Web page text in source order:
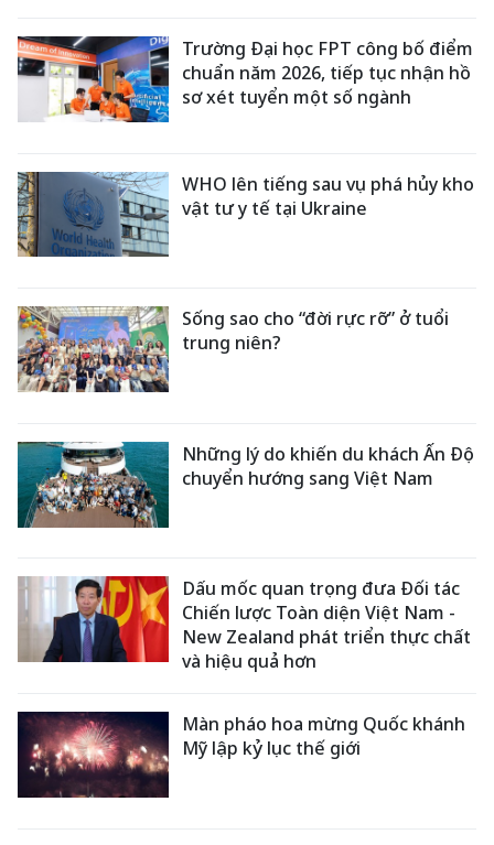
Trường Đại học FPT công bố điểm
chuẩn năm 2026, tiếp tục nhận hồ
sơ xét tuyển một số ngành
WHO lên tiếng sau vụ phá hủy kho
vật tư y tế tại Ukraine
Sống sao cho “đời rực rỡ” ở tuổi
trung niên?
Những lý do khiến du khách Ấn Độ
chuyển hướng sang Việt Nam
Dấu mốc quan trọng đưa Đối tác
Chiến lược Toàn diện Việt Nam -
New Zealand phát triển thực chất
và hiệu quả hơn
Màn pháo hoa mừng Quốc khánh
Mỹ lập kỷ lục thế giới